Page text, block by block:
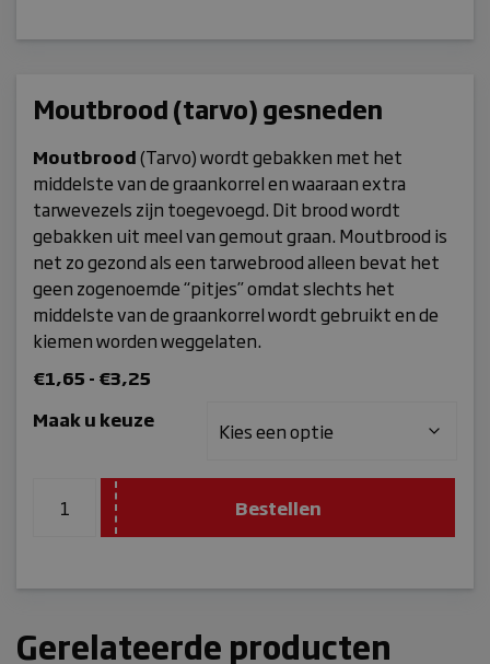
Moutbrood (tarvo) gesneden
Moutbrood(Tarvo) wordt gebakken met het
middelste van de graankorrel en waaraan extra
tarwevezels zijn toegevoegd. Dit brood wordt
gebakken uit meel vangemoutgraan. Moutbrood is
net zo gezond als een tarwebrood alleen bevat het
geen zogenoemde “pitjes” omdat slechts het
middelste van de graankorrel wordt gebruikt en de
kiemen worden weggelaten.
€1,65 - €3,25
tot
Maak u keuze
Bestellen
Gerelateerde producten